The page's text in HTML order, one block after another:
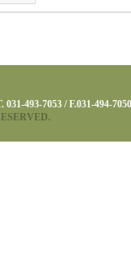
493-7053 / F.031-494-7050